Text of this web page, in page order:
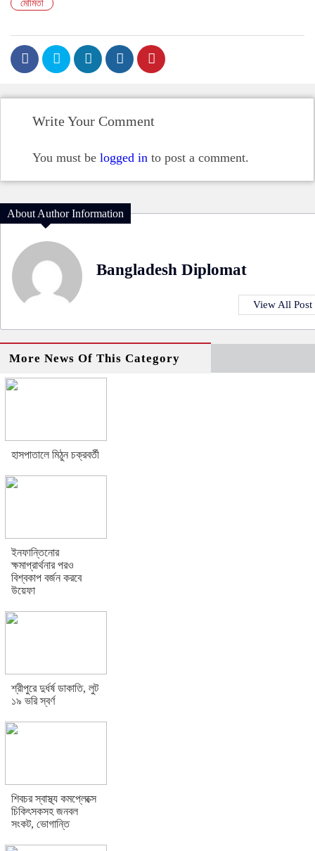
মৌমিতা
Write Your Comment
You must be logged in to post a comment.
About Author Information
Bangladesh Diplomat
View All Post
More News Of This Category
হাসপাতালে মিঠুন চক্রবর্তী
ইনফান্তিনোর
ক্ষমাপ্রার্থনার পরও
বিশ্বকাপ বর্জন করবে
উয়েফা
শ্রীপুরে দুর্ধর্ষ ডাকাতি, লুট
১৯ ভরি স্বর্ণ
শিবচর স্বাস্থ্য কমপ্লেক্সে
চিকিৎসকসহ জনবল
সংকট, ভোগান্তি